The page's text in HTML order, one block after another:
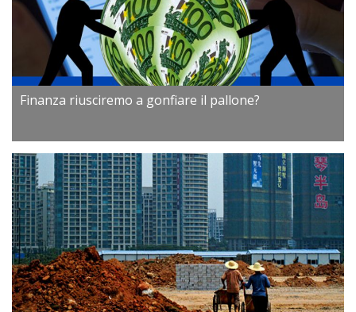
Finanza riusciremo a gonfiare il pallone?